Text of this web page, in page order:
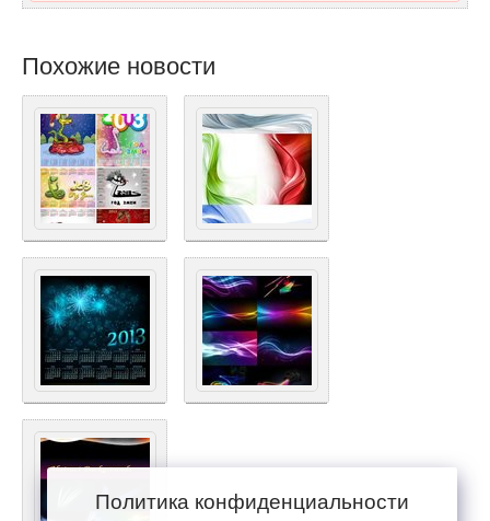
Похожие новости
Политика конфиденциальности